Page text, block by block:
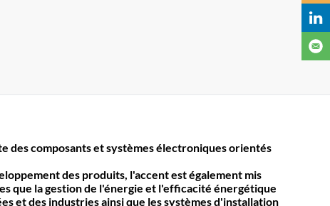
des composants et systèmes électroniques orientés
des produits, l'accent est également mis
que la gestion de l'énergie et l'efficacité énergétique
et des industries ainsi que les systèmes d'installation